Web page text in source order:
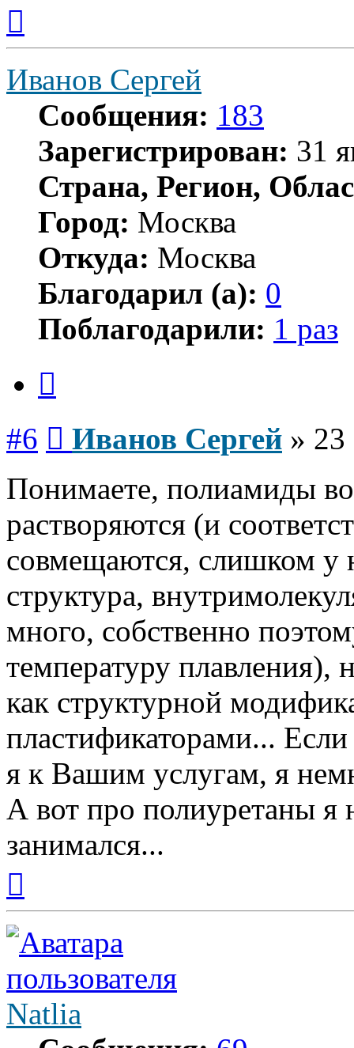
началу
Иванов Сергей
Сообщения: 183
Зарегистрирован: 31
Страна, Регион,
Город: Москва
Откуда: Москва
Благодарил (а): 0
Поблагодарили: 1 раз
#6 Иванов Сергей » 23
Понимаете, полиамиды
растворяются (и
совмещаются, слишком у
структура,
много, собственно
температуру
как структурной
пластификаторами... Если
я к Вашим услугам, я
А вот про полиуретаны я
занимался...
началу
Natlia